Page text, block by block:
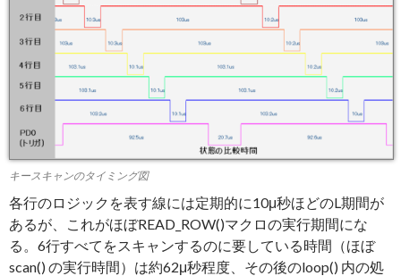
キースキャンのタイミング図
各行のロジックを表す線には定期的に10μ秒ほどのL期間が
あるが、これがほぼREAD_ROW()マクロの実行期間にな
る。6行すべてをスキャンするのに要している時間（ほぼ
scan() の実行時間）は約62μ秒程度、その後のloop() 内の処